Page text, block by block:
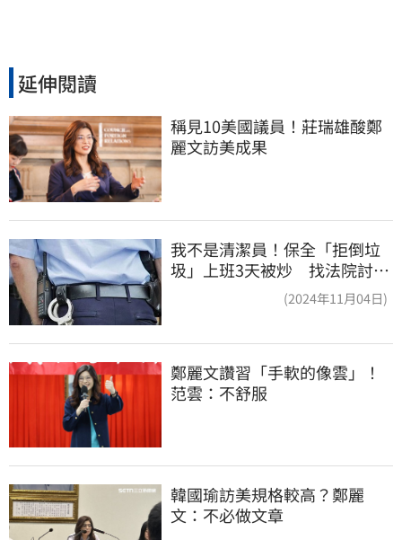
延伸閱讀
稱見10美國議員！莊瑞雄酸鄭
麗文訪美成果
我不是清潔員！保全「拒倒垃
圾」上班3天被炒 找法院討公
(2024年11月04日)
鄭麗文讚習「手軟的像雲」！
范雲：不舒服
韓國瑜訪美規格較高？鄭麗
文：不必做文章